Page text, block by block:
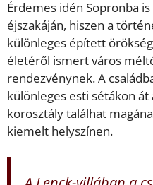
Érdemes idén Sopronba
éjszakáján, hiszen a
különleges épített
életéről ismert város
rendezvénynek. A
különleges esti sétákon
korosztály találhat
kiemelt helyszínen.